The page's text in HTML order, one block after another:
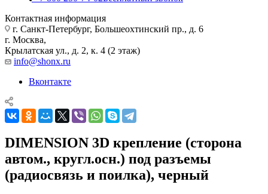
Контактная информация
г. Санкт-Петербург, Большеохтинский пр., д. 6
г. Москва,
Крылатская ул., д. 2, к. 4 (2 этаж)
info@shonx.ru
Вконтакте
DIMENSION 3D крепление (сторона
автом., кругл.осн.) под разъемы
(радиосвязь и поилка), черный